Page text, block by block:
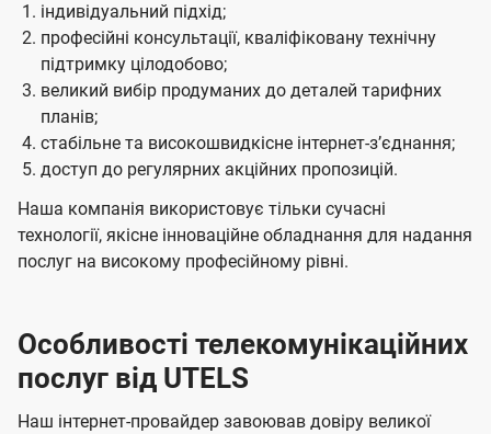
індивідуальний підхід;
професійні консультації, кваліфіковану технічну
підтримку цілодобово;
великий вибір продуманих до деталей тарифних
планів;
стабільне та високошвидкісне інтернет-зʼєднання;
доступ до регулярних акційних пропозицій.
Наша компанія використовує тільки сучасні
технології, якісне інноваційне обладнання для надання
послуг на високому професійному рівні.
Особливості телекомунікаційних
послуг від UTELS
Наш інтернет-провайдер завоював довіру великої